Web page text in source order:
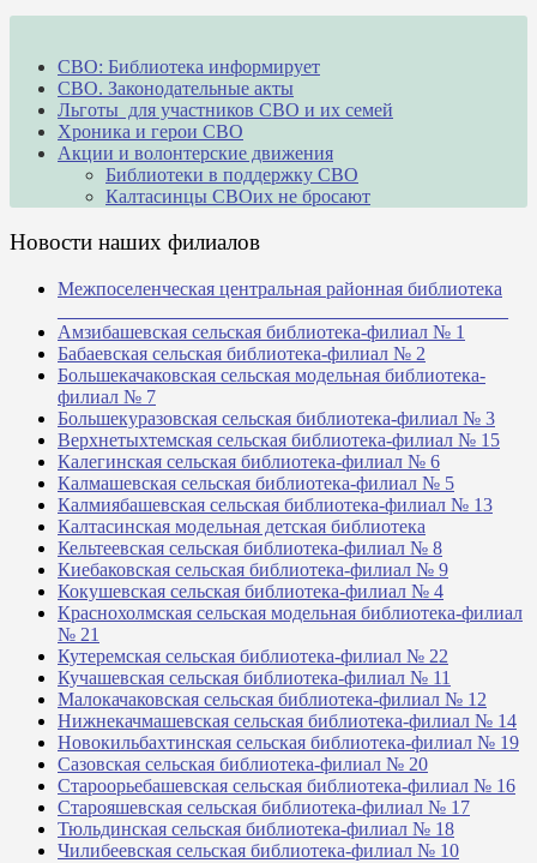
СВО: Библиотека информирует
СВО. Законодательные акты
Льготы для участников СВО и их семей
Хроника и герои СВО
Акции и волонтерские движения
Библиотеки в поддержку СВО
Калтасинцы СВОих не бросают
Новости наших филиалов
Межпоселенческая центральная районная библиотека
Амзибашевская сельская библиотека-филиал № 1
Бабаевская сельская библиотека-филиал № 2
Большекачаковская сельская модельная библиотека-
филиал № 7
Большекуразовская сельская библиотека-филиал № 3
Верхнетыхтемская сельская библиотека-филиал № 15
Калегинская сельская библиотека-филиал № 6
Калмашевская сельская библиотека-филиал № 5
Калмиябашевская сельская библиотека-филиал № 13
Калтасинская модельная детская библиотека
Кельтеевская сельская библиотека-филиал № 8
Киебаковская сельская библиотека-филиал № 9
Кокушевская сельская библиотека-филиал № 4
Краснохолмская сельская модельная библиотека-филиал
№ 21
Кутеремская сельская библиотека-филиал № 22
Кучашевская сельская библиотека-филиал № 11
Малокачаковская сельская библиотека-филиал № 12
Нижнекачмашевская сельская библиотека-филиал № 14
Новокильбахтинская сельская библиотека-филиал № 19
Сазовская сельская библиотека-филиал № 20
Староорьебашевская сельская библиотека-филиал № 16
Старояшевская сельская библиотека-филиал № 17
Тюльдинская сельская библиотека-филиал № 18
Чилибеевская сельская библиотека-филиал № 10